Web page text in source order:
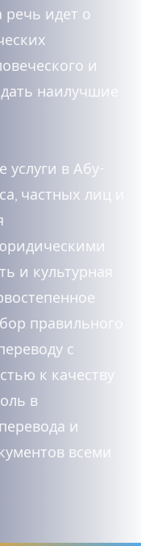
речь идет о
и
наилучшие
в Абу-
частных лиц и
и культурная
правильного
с
к качеству
в
и
всеми